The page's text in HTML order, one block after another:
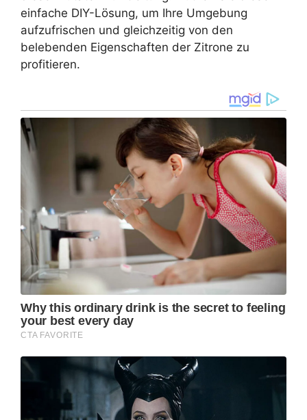
einfache DIY-Lösung, um Ihre Umgebung
aufzufrischen und gleichzeitig von den
belebenden Eigenschaften der Zitrone zu
profitieren.